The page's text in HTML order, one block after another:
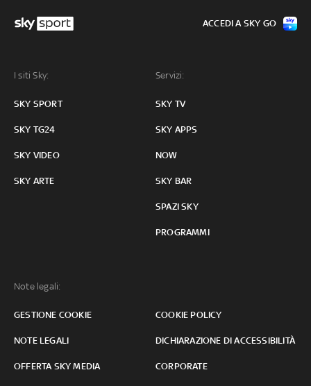
I siti Sky:
SKY SPORT
SKY TG24
SKY VIDEO
SKY ARTE
Servizi:
SKY TV
SKY APPS
NOW
SKY BAR
SPAZI SKY
PROGRAMMI
Note legali:
GESTIONE COOKIE COOKIE POLICY
NOTE LEGALI DICHIARAZIONE DI ACCESSIBILITÀ
OFFERTA SKY MEDIA CORPORATE
ACCEDI A SKY GO